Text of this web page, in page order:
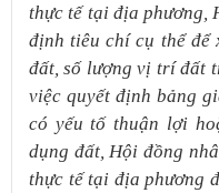
thực tế tại địa phương,
định tiêu chí cụ thể
đất, số lượng vị trí đất
việc quyết định bảng
có yếu tố thuận lợi
dụng đất, Hội đồng
thực tế tại địa phương